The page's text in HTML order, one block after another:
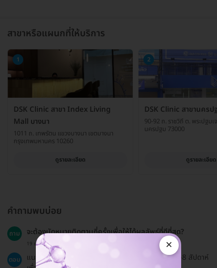
สาขาหรือแผนกที่ให้บริการ
1
DSK Clinic สาขา Index Living
Mall บางนา
1011 ถ. เทพรัตน แขวงบางนา เขตบางนา
กรุงเทพมหานคร 10260
ดูรายละเอียด
2
DSK Clinic สาขานครป
90-92 ถ. ราชวิถี ต. พระปฐม
นครปฐม 73000
ดูรายละเอียด
คำถามพบบ่อย
ถาม จะต้องนัดหมายติดตามกี่ครั้งเพื่อให้ได้ผลลัพธ์ที่ดีที่สุด?
19 ธ.ค. 2024
ตอบ
แนะนำให้ทำการรักษาติดต่อกันประมาณ 5-8 ครั้ง ทุก 4-8 สัปดาห์
×